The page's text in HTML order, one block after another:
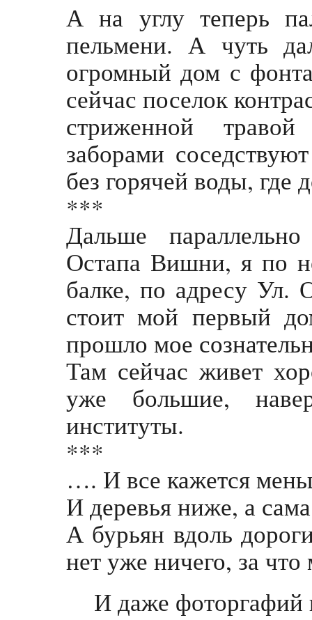
А на углу теперь
пельмени. А чуть
огромный дом с
сейчас поселок
стриженной
заборами
без горячей воды,
***
Дальше
Остапа Вишни, я по
балке, по адресу
стоит мой первый
прошло мое
Там сейчас живет
уже большие,
институты.
***
…. И все кажется
И деревья ниже, а
А бурьян вдоль
нет уже ничего, за
И даже фоторгафий